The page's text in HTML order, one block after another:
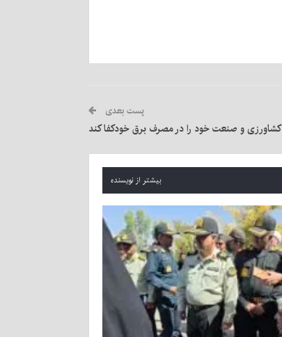
پست بعدی
کشاورزی و صنعت خود را در مصرف برق خودکفا کند
بیشتر از نویسنده